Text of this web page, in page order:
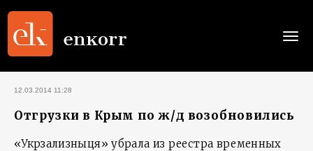
12.03.2014 11:28
Отгрузки в Крым по ж/д возобновились
«Укрзализныця» убрала из реестра временных